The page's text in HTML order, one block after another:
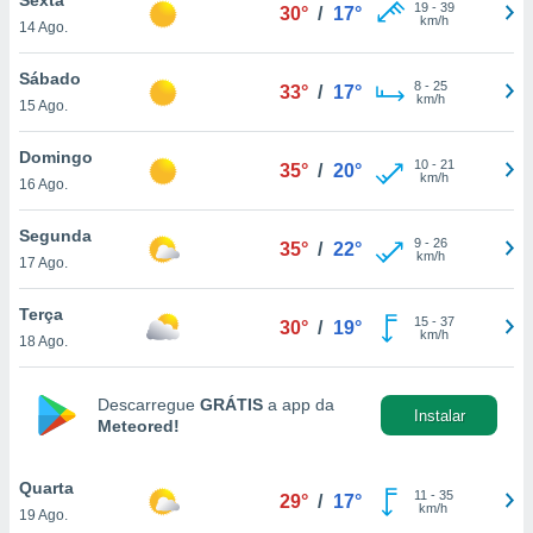
lhe
e
com
Pode
e
a
a
14 Ago.
30° / 17° 19- 39
km/h
Sábado
15 Ago.
33° / 17° 8- 25
km/h
Domingo
16 Ago.
35° / 20° 10- 21
km/h
Segunda
17 Ago.
35° / 22° 9- 26
km/h
Terça
18 Ago.
30° / 19° 15- 37
km/h
Descarregue GRÁTIS a app da
Meteored!
Instalar
Quarta
19 Ago.
29° / 17° 11 - 35
km/h